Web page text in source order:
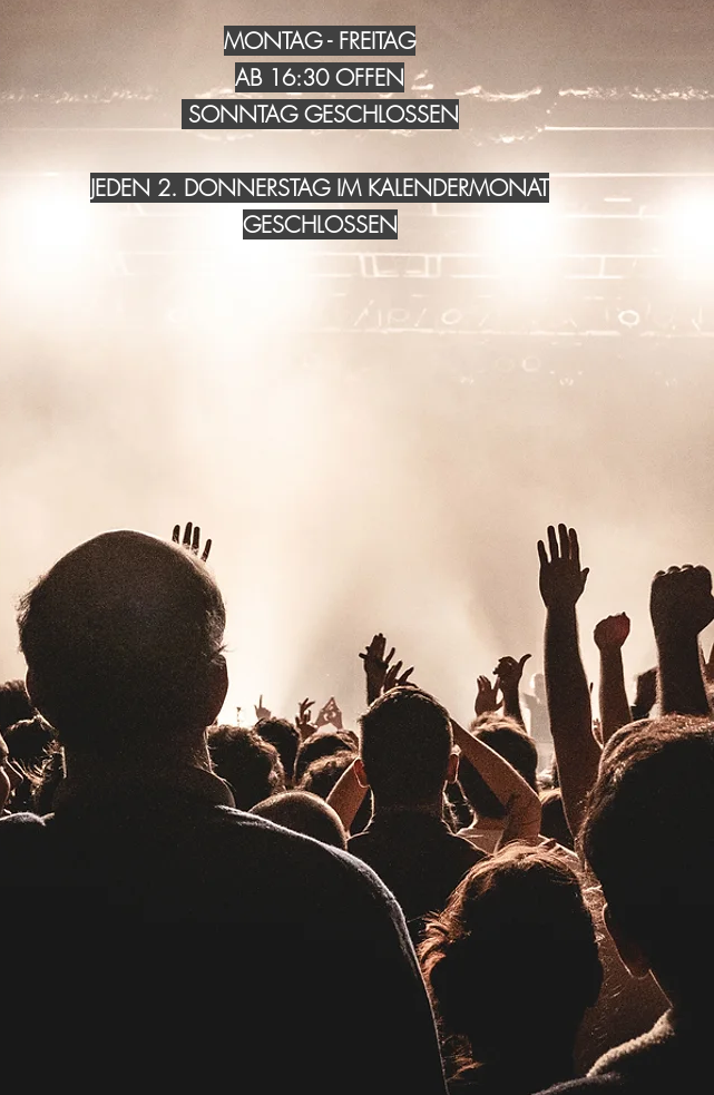
MONTAG - FREITAG
AB 16:30 OFFEN
SONNTAG GESCHLOSSEN
JEDEN 2. DONNERSTAG IM KALENDERMONAT
GESCHLOSSEN